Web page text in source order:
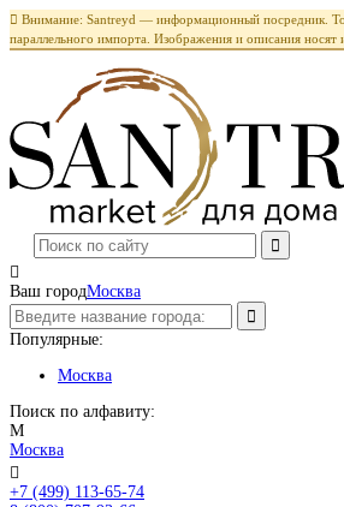
 Внимание: Santreyd — информационный посредник.
параллельного импорта. Изображения и описания носят

Ваш городМосква
Популярные:
Москва
Поиск по алфавиту:
М
Москва

+7 (499) 113-65-74